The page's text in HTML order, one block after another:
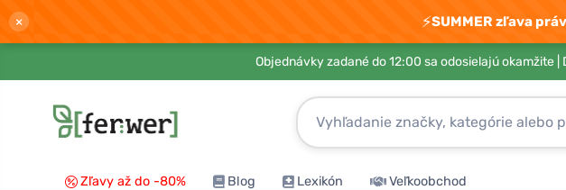
× ⚡SUMMER zľava
Objednávky zadané do 12:00 sa odosielajú okamžite |
Zľavy až do -80% Blog Lexikón Veľkoobchod